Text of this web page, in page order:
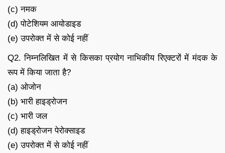
(c) नमक
(d) पोटेशियम आयोडाइड
(e) उपरोक्त में से कोई नहीं
Q2. निम्नलिखित में से किसका प्रयोग नाभिकीय रिएक्टरों में मंदक के
रूप में किया जाता है?
(a) ओजोन
(b) भारी हाइड्रोजन
(c) भारी जल
(d) हाइड्रोजन पेरोक्साइड
(e) उपरोक्त में से कोई नहीं